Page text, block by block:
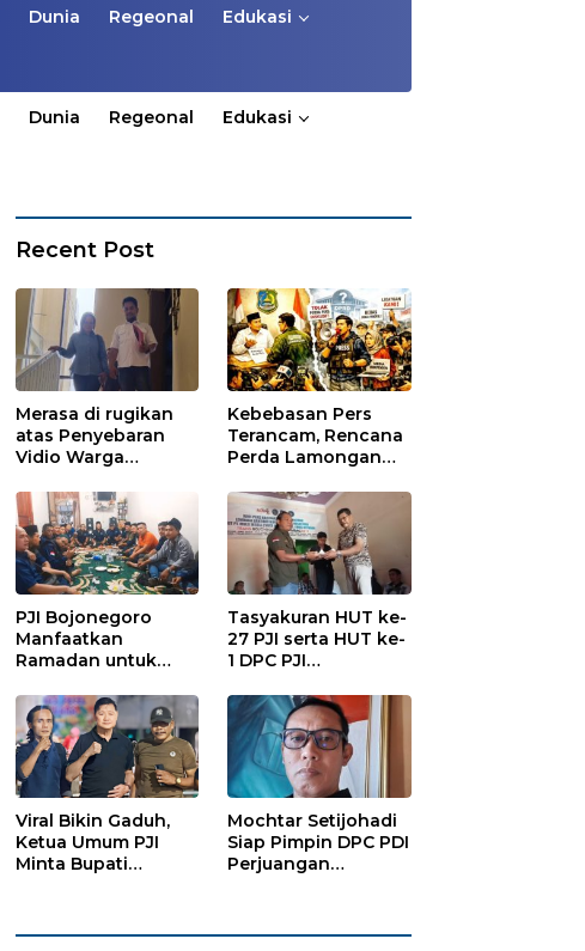
Dunia Regeonal Edukasi
Dunia Regeonal Edukasi
Recent Post
Merasa di rugikan
atas Penyebaran
Vidio Warga
Ke Polres
Bojonegoro
Kebebasan Pers
Terancam, Rencana
Perda Lamongan
PJI Bojonegoro
Manfaatkan
Ramadan untuk
Organisasi dan
Kebersamaan
Tasyakuran HUT ke-
27 PJI serta HUT ke-
1 DPC PJI
Hadiri Puluhan
Wartawan
Viral Bikin Gaduh,
Ketua Umum PJI
Minta Bupati
Mochtar Setijohadi
Siap Pimpin DPC PDI
Perjuangan